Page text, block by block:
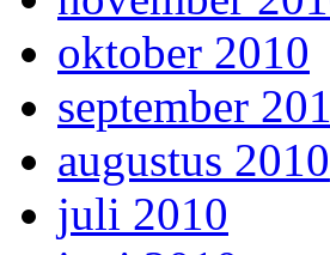
oktober 2010
september
augustus 2010
juli 2010